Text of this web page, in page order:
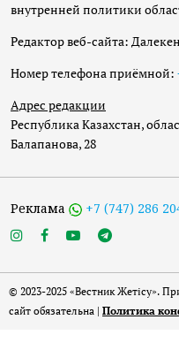
внутренней политики
Редактор веб-сайта:
Номер телефона приёмной:
Адрес редакции
Республика Казахстан,
Балапанова, 28
Реклама +7 (747) 286
© 2023-2025 «Вестник Жетісу».
сайт обязательна | Политика